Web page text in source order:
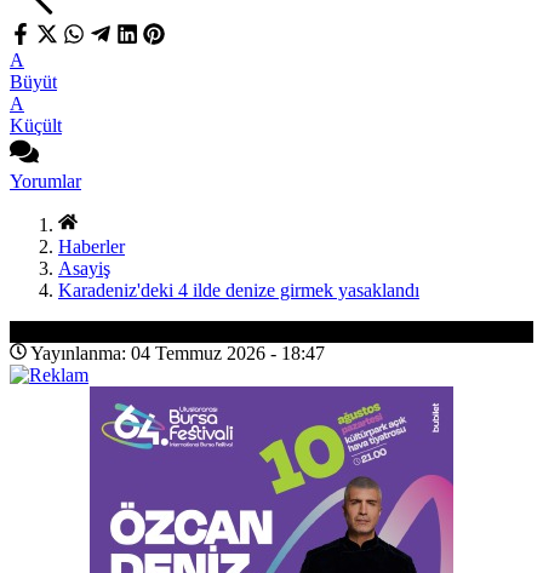
A
Büyüt
A
Küçült
Yorumlar
Haberler
Asayiş
Karadeniz'deki 4 ilde denize girmek yasaklandı
Yayınlanma: 04 Temmuz 2026 - 18:47